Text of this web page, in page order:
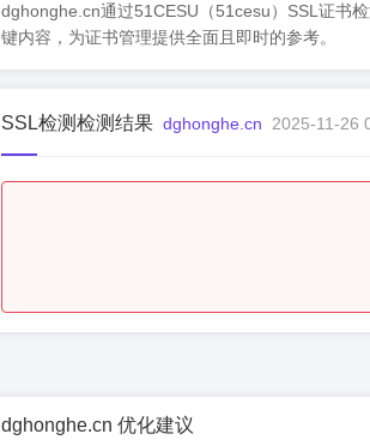
dghonghe.cn通过51CESU（51cesu）SSL证书
键内容，为证书管理提供全面且即时的参考。
SSL检测检测结果 dghonghe.cn 2025-11-26
dghonghe.cn 优化建议